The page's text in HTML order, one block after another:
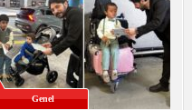
Genel